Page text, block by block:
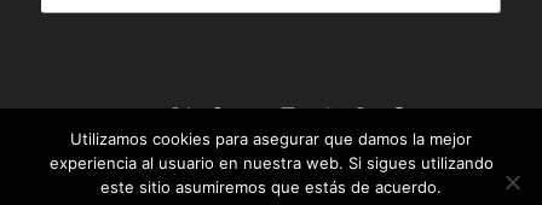
Contacto|Aviso legal| Política de privacidad| Política de
Cookies
Utilizamos cookies para asegurar que damos la mejor
experiencia al usuario en nuestra web. Si sigues utilizando
este sitio asumiremos que estás de acuerdo.